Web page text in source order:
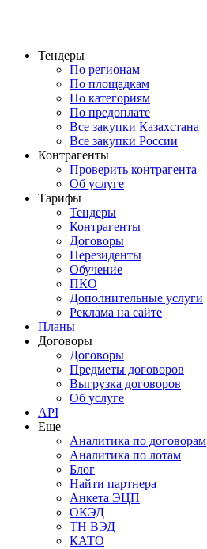
Тендеры
По регионам
По площадкам
По категориям
По предоплате
Все закупки Казахстана
Все закупки России
Контрагенты
Проверить контрагента
Об услуге
Тарифы
Тендеры
Контрагенты
Договоры
Нерезиденты
Обучение
ПКО
Дополнительные услуги
Реклама на сайте
Планы
Договоры
Договоры
Предметы договоров
Выгрузка договоров
Об услуге
API
Еще
Аналитика по договорам
Аналитика по лотам
Блог
Найти партнера
Анкета ЭЦП
ОКЭД
ТН ВЭД
КАТО